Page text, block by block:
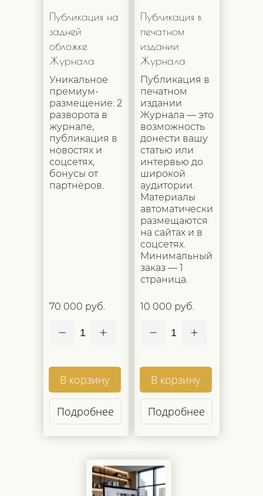
Публикация на
задней
обложке
Журнала
Уникальное
премиум-
размещение: 2
разворота в
журнале,
публикация в
новостях и
соцсетях,
бонусы от
партнёров.
70 000 руб.
1
В корзину
Подробнее
Публикация в
печатном
издании
Журнала
Публикация в
печатном
издании
Журнала — это
возможность
донести вашу
статью или
интервью до
широкой
аудитории.
Материалы
автоматически
размещаются
на сайтах и в
соцсетях.
Минимальный
заказ — 1
страница.
10 000 руб.
1
В корзину
Подробнее